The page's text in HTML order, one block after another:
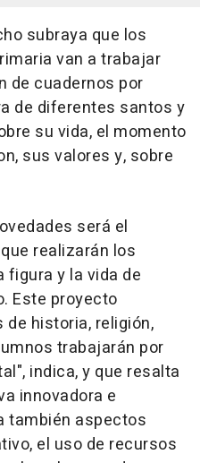
subraya que los
van a trabajar
de cuadernos por
de diferentes santos y
su vida, el momento
sus valores y, sobre
será el
realizarán los
figura y la vida de
Este proyecto
historia, religión,
trabajarán por
indica, y que resalta
innovadora e
también aspectos
el uso de recursos